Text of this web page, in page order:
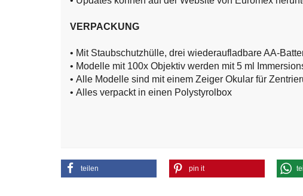
VERPACKUNG
• Mit Staubschutzhülle, drei wiederaufladbare AA-
• Modelle mit 100x Objektiv werden mit 5 ml
• Alle Modelle sind mit einem Zeiger Okular für
• Alles verpackt in einen Polystyrolbox
teilen pin it